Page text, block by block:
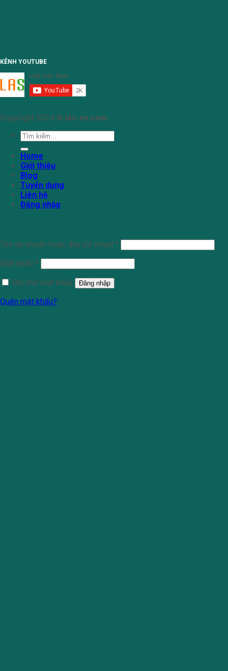
KÊNH YOUTUBE
Copyright 2024 © las-vn.com
Tìm
kiếm:
Home
Giới thiệu
Blog
Tuyển dụng
Liên hệ
Đăng nhập
Tên tài khoản hoặc địa chỉ email *
Mật khẩu *
Ghi nhớ mật khẩu
Đăng nhập
Quên mật khẩu?